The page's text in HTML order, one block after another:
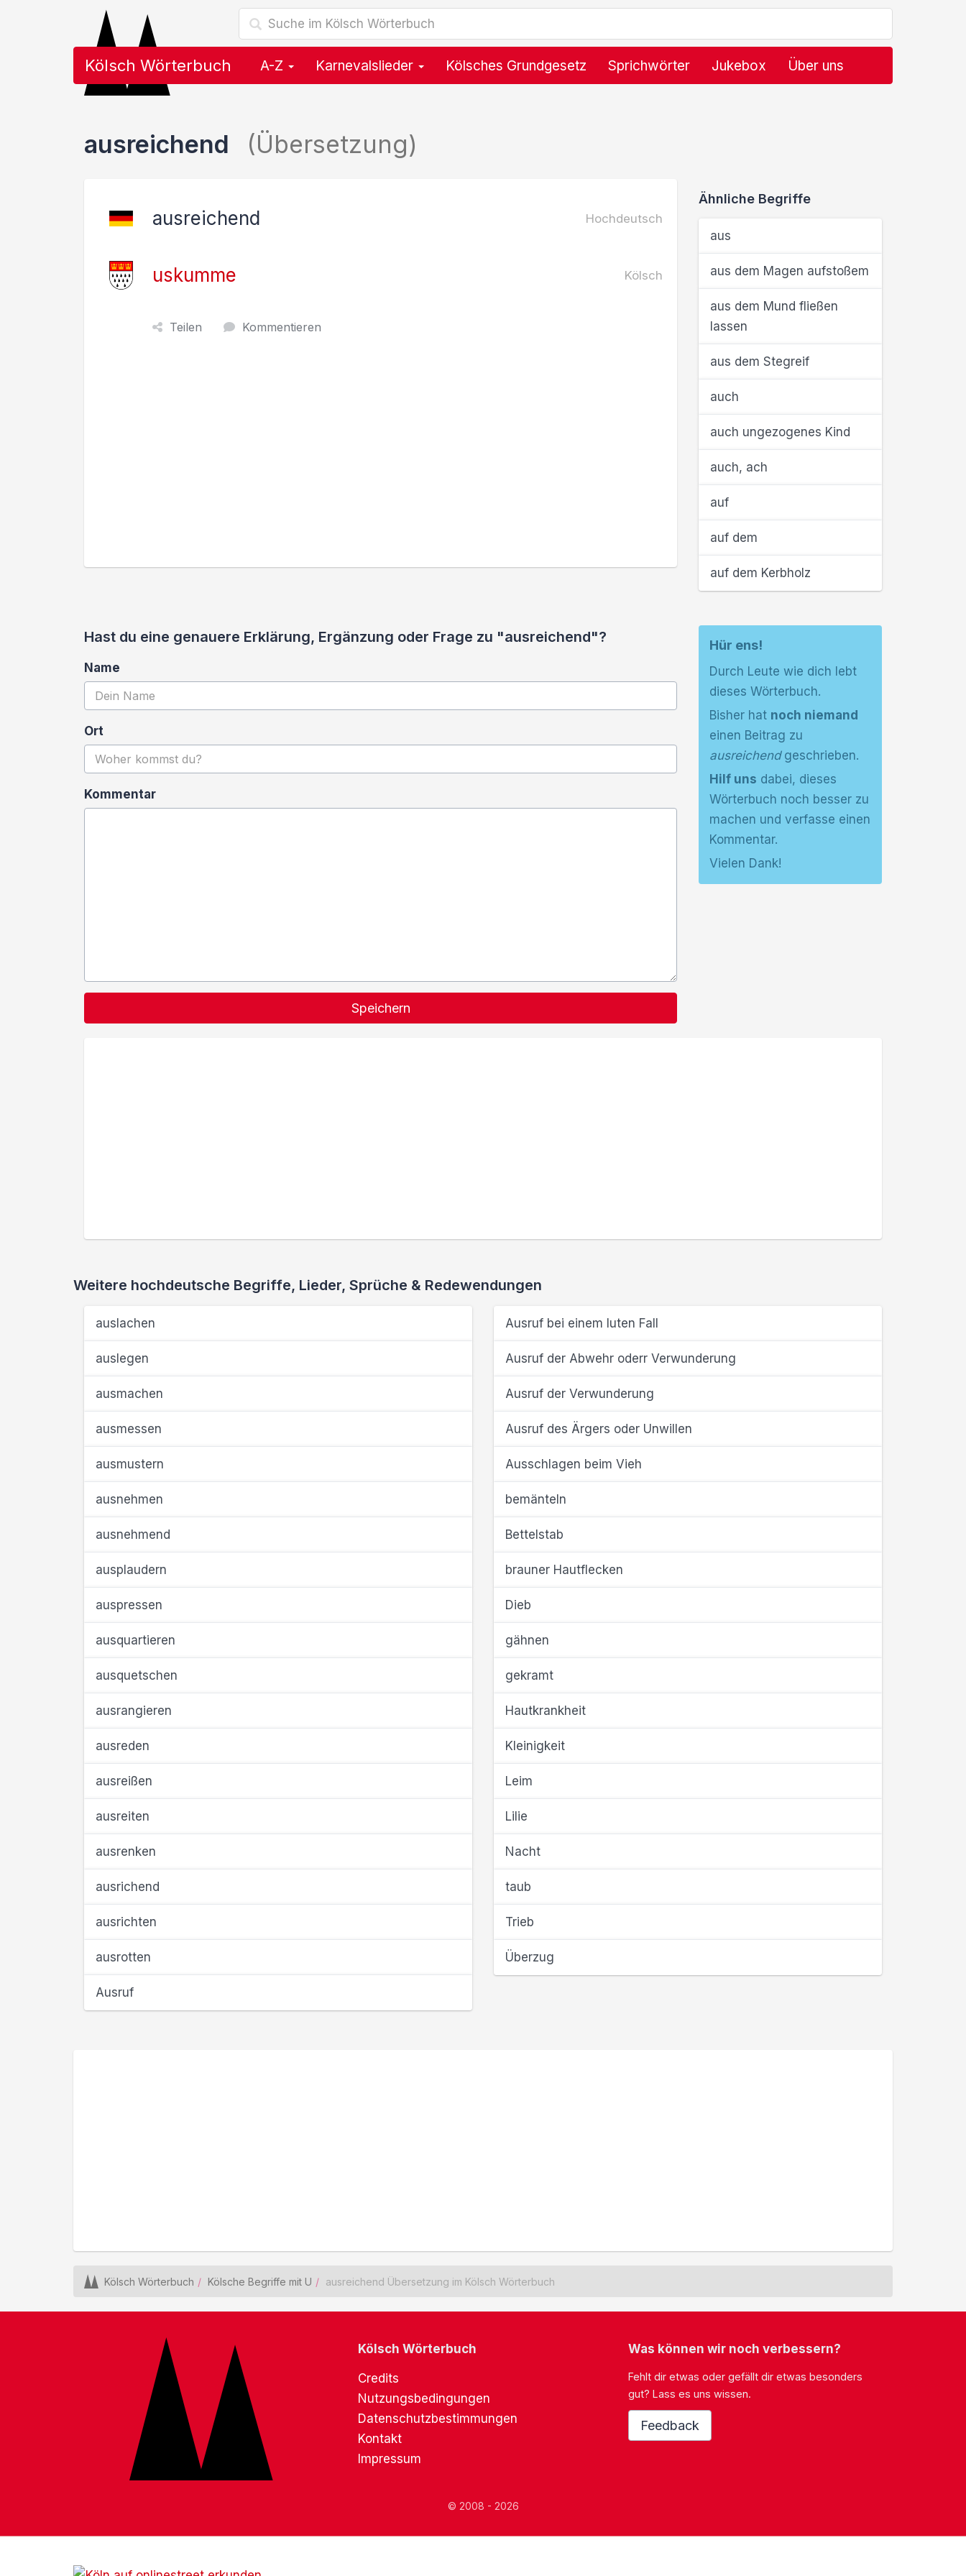
Kölsch Wörterbuch A-Z Karnevalslieder Kölsches Grundgesetz Sprichwörter Jukebox Über uns
ausreichend (Übersetzung)
ausreichend Hochdeutsch
uskumme Kölsch
Teilen Kommentieren
Ähnliche Begriffe
aus
aus dem Magen aufstoßem
aus dem Mund fließen
lassen
aus dem Stegreif
auch
auch ungezogenes Kind
auch, ach
auf
auf dem
auf dem Kerbholz
Hast du eine genauere Erklärung, Ergänzung oder Frage zu "ausreichend"?
Name
Ort
Kommentar
Speichern
Hür ens!
Durch Leute wie dich lebt
dieses Wörterbuch.
Bisher hat noch niemand
einen Beitrag zu
ausreichendgeschrieben.
Hilf uns dabei, dieses
Wörterbuch noch besser zu
machen und verfasse einen
Kommentar.
Vielen Dank!
Weitere hochdeutsche Begriffe, Lieder, Sprüche & Redewendungen
auslachen
auslegen
ausmachen
ausmessen
ausmustern
ausnehmen
ausnehmend
ausplaudern
auspressen
ausquartieren
ausquetschen
ausrangieren
ausreden
ausreißen
ausreiten
ausrenken
ausrichend
ausrichten
ausrotten
Ausruf
Ausruf bei einem luten Fall
Ausruf der Abwehr oderr Verwunderung
Ausruf der Verwunderung
Ausruf des Ärgers oder Unwillen
Ausschlagen beim Vieh
bemänteln
Bettelstab
brauner Hautflecken
Dieb
gähnen
gekramt
Hautkrankheit
Kleinigkeit
Leim
Lilie
Nacht
taub
Trieb
Überzug
Kölsch Wörterbuch Kölsche Begriffe mit U ausreichend Übersetzung im Kölsch Wörterbuch
Kölsch Wörterbuch
Credits
Nutzungsbedingungen
Datenschutzbestimmungen
Kontakt
Impressum
Was können wir noch verbessern?
Fehlt dir etwas oder gefällt dir etwas besonders
gut? Lass es uns wissen.
Feedback
© 2008 - 2026